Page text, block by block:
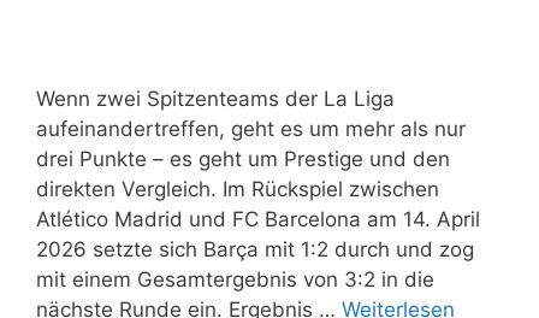
Wenn zwei Spitzenteams der La Liga
aufeinandertreffen, geht es um mehr als nur
drei Punkte – es geht um Prestige und den
direkten Vergleich. Im Rückspiel zwischen
Atlético Madrid und FC Barcelona am 14. April
2026 setzte sich Barça mit 1:2 durch und zog
mit einem Gesamtergebnis von 3:2 in die
nächste Runde ein. Ergebnis … Weiterlesen